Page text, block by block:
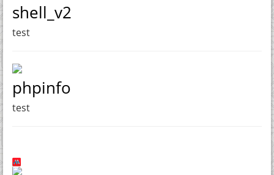
shell_v2
test
phpinfo
test